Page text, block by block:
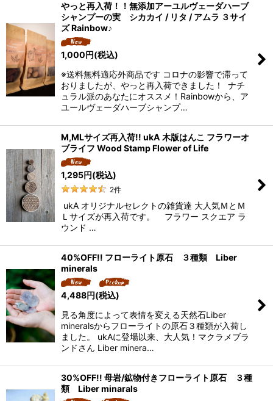
やっと再入荷！！無添加アーユルヴェーダハーブ
シャンプーの実 シカカイ / リタ / アムラ ３サイ
ズ Rainbow♪
1,000円(税込)
※送料無料適応外商品です コロナの影響で滞って
おりましたが、やっと再入荷できました！ ナチ
ュラル派のあなたにオススメ！Rainbowから、ア
ユールヴェーダハーブシャンプ…
M,MLサイズ再入荷!! ukA 木版はんこ フラワーオ
ブライフ Wood Stamp Flower of Life
1,295円(税込)
2件
ukA オリジナルセレクトの雑貨達 大人気ＭとＭ
Ｌサイズが再入荷です。 フラワー スクエア ラ
ウンド …
40%OFF!! フローライト原石 ３種類 Liber
minerals
4,488円(税込)
見る角度によって表情を変える天然石Liber
mineralsからフローライトの原石３種類が入荷し
ました。 ukAに登場以来、大人気！マクラメブラ
ンドさん Liber minera…
30%OFF!! 母岩/鉱物付きフローライト原石 ３種
類 Liber minarals